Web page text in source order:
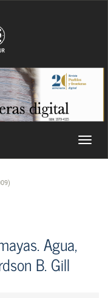
Agua,
B. Gill